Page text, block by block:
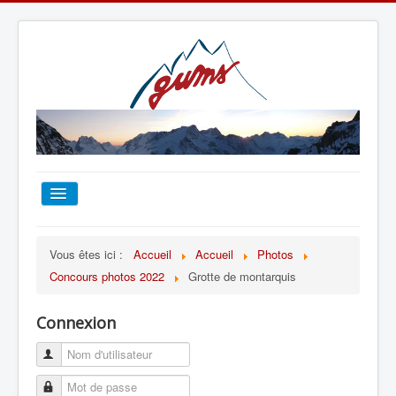
TOUT SUR LE GUMS
ESCALADE
ALPINISME
Vous êtes ici : Accueil Accueil
Photos
Concours photos 2022
Grotte de montarquis
Connexion